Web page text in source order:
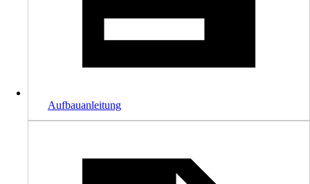
Aufbauanleitung